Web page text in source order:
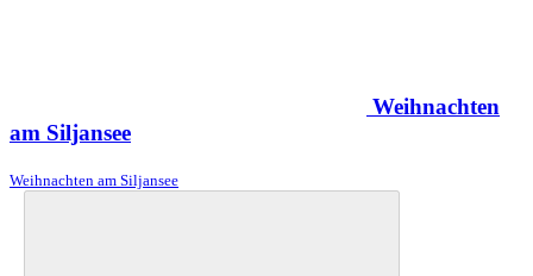
Weihnachten
am Siljansee
Weihnachten am Siljansee